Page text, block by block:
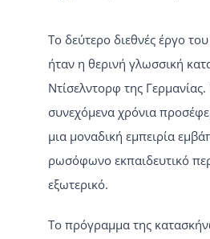
Το δεύτερο διεθνές έργο
ήταν η θερινή γλωσσική
Ντίσελντορφ της Γερμανίας.
συνεχόμενα χρόνια
μια μοναδική εμπειρία
ρωσόφωνο εκπαιδευτικό
εξωτερικό.
Το πρόγραμμα της